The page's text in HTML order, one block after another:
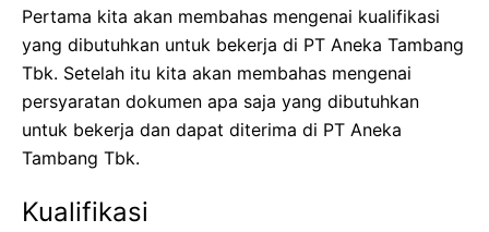
Pertama kita akan membahas mengenai kualifikasi
yang dibutuhkan untuk bekerja di PT Aneka Tambang
Tbk. Setelah itu kita akan membahas mengenai
persyaratan dokumen apa saja yang dibutuhkan
untuk bekerja dan dapat diterima di PT Aneka
Tambang Tbk.
Kualifikasi